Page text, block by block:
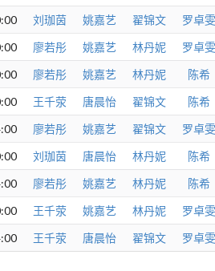
刘珈茵 姚嘉艺 翟锦文
罗卓雯
廖若彤 姚嘉艺 林丹妮
罗卓雯
廖若彤 姚嘉艺 林丹妮
陈希
王千荥 唐晨怡 翟锦文
陈希
廖若彤 姚嘉艺 翟锦文
罗卓雯
刘珈茵 唐晨怡 林丹妮
陈希
廖若彤 姚嘉艺 林丹妮
陈希
王千荥 姚嘉艺 林丹妮
罗卓雯
王千荥 唐晨怡 翟锦文 罗卓雯